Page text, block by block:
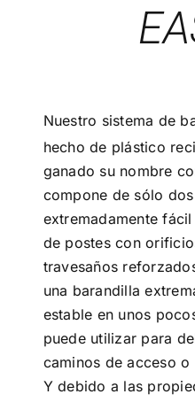
Nuestro sistema de
hecho de plástico
ganado su nombre
compone de sólo
extremadamente
de postes con
travesaños
una barandilla
estable en unos
puede utilizar para
caminos de acceso
Y debido a las